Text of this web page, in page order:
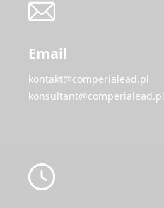
Email
kontakt@comperialead.pl
konsultant@comperialead.pl